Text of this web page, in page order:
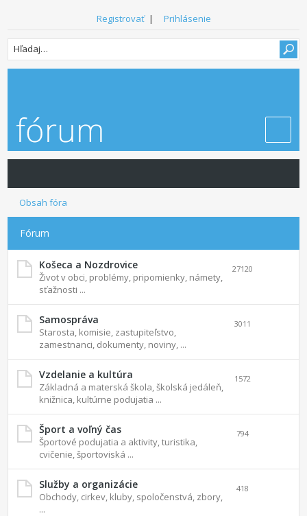
Registrovať| Prihlásenie
Obsah fóra
Fórum
Košeca a Nozdrovice
Život v obci, problémy, pripomienky, námety,
sťažnosti ...
27120
Samospráva
Starosta, komisie, zastupiteľstvo,
zamestnanci, dokumenty, noviny, ...
3011
Vzdelanie a kultúra
Základná a materská škola, školská jedáleň,
knižnica, kultúrne podujatia ...
1572
Šport a voľný čas
Športové podujatia a aktivity, turistika,
cvičenie, športoviská ...
794
Služby a organizácie
Obchody, cirkev, kluby, spoločenstvá, zbory,
...
418